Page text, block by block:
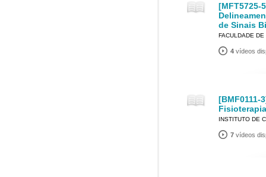
[MFT5725-
de Sinais
FACULDADE DE
4 vídeos
[BMF0111-
Fisioterapia
INSTITUTO DE
7 vídeos